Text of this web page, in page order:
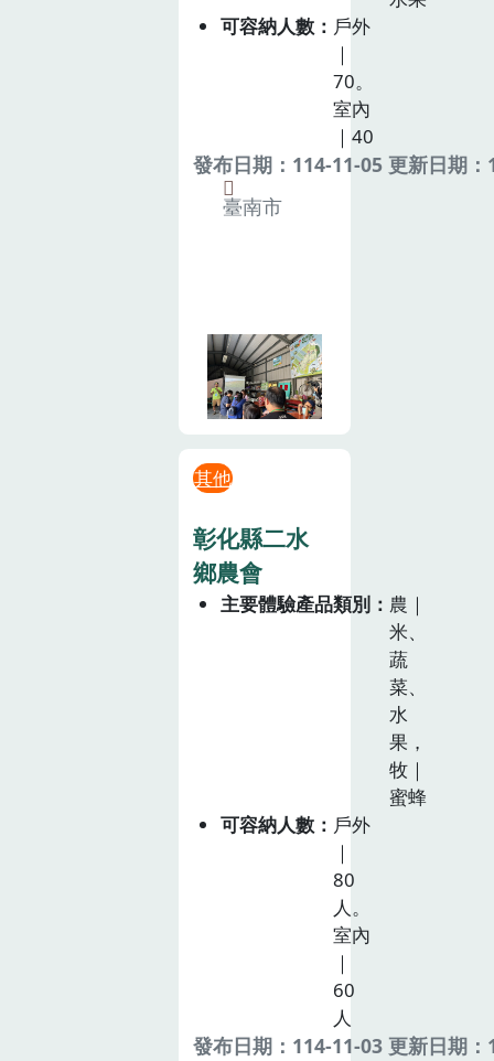
可容納人數
戶外
｜
70。
室內
｜40
發布日期：114-11-05 更新日期
臺南市
其他
彰化縣二水
鄉農會
主要體驗產品類別
農｜
米、
蔬
菜、
水
果，
牧｜
蜜蜂
可容納人數
戶外
｜
80
人。
室內
｜
60
人
發布日期：114-11-03 更新日期